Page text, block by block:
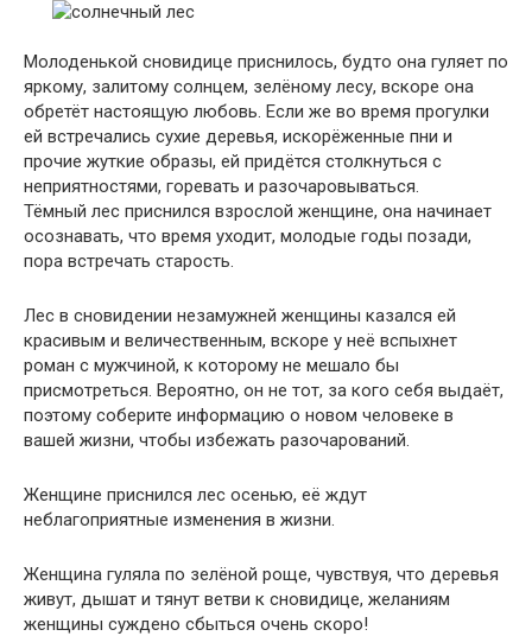
Молоденькой сновидице приснилось, будто она гуляет по
яркому, залитому солнцем, зелёному лесу, вскоре она
обретёт настоящую любовь. Если же во время прогулки
ей встречались сухие деревья, искорёженные пни и
прочие жуткие образы, ей придётся столкнуться с
неприятностями, горевать и разочаровываться.
Тёмный лес приснился взрослой женщине, она начинает
осознавать, что время уходит, молодые годы позади,
пора встречать старость.
Лес в сновидении незамужней женщины казался ей
красивым и величественным, вскоре у неё вспыхнет
роман с мужчиной, к которому не мешало бы
присмотреться. Вероятно, он не тот, за кого себя выдаёт,
поэтому соберите информацию о новом человеке в
вашей жизни, чтобы избежать разочарований.
Женщине приснился лес осенью, её ждут
неблагоприятные изменения в жизни.
Женщина гуляла по зелёной роще, чувствуя, что деревья
живут, дышат и тянут ветви к сновидице, желаниям
женщины суждено сбыться очень скоро!